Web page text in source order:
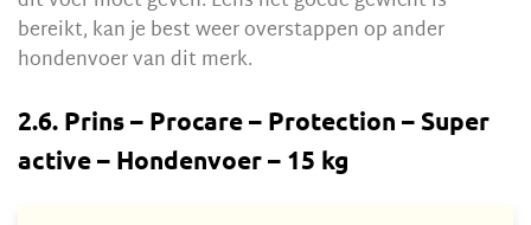
bereikt, kan je best weer overstappen op ander
hondenvoer van dit merk.
2.6. Prins – Procare – Protection – Super
active – Hondenvoer – 15 kg